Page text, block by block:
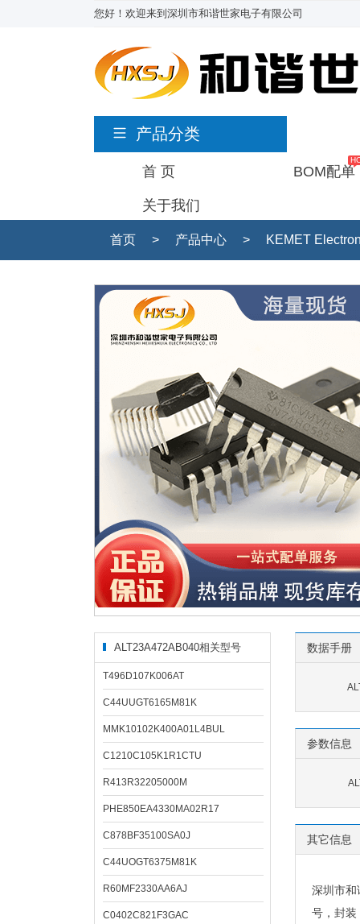
您好！欢迎来到深圳市和谐世家电子有限公司
产品分类
首 页 BOM配单
关于我们
首页 > 产品中心 > KEMET
ALT23A472AB040相关型号
T496D107K006AT
C44UUGT6165M81K
MMK10102K400A01L4BUL
C1210C105K1R1CTU
R413R32205000M
PHE850EA4330MA02R17
C878BF35100SA0J
C44UOGT6375M81K
R60MF2330AA6AJ
C0402C821F3GAC
数据手册
参数信息
其它信息
深圳市和
号，封装